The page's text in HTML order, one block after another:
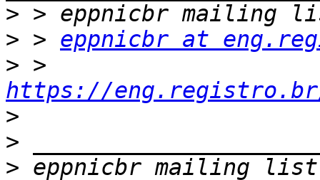
>
> > eppnicbr at
>
https://
>
>
>